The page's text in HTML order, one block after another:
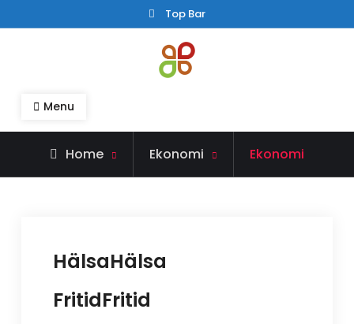
to
Top Bar
madamehoffa.se
Menu
Home Ekonomi Ekonomi
HälsaHälsa
FritidFritid